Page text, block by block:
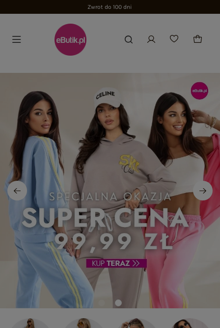
Zwrot do 100 dni